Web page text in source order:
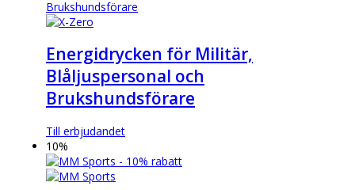
Energidrycken för Militär,
Blåljuspersonal och
Brukshundsförare
Till erbjudandet
10%